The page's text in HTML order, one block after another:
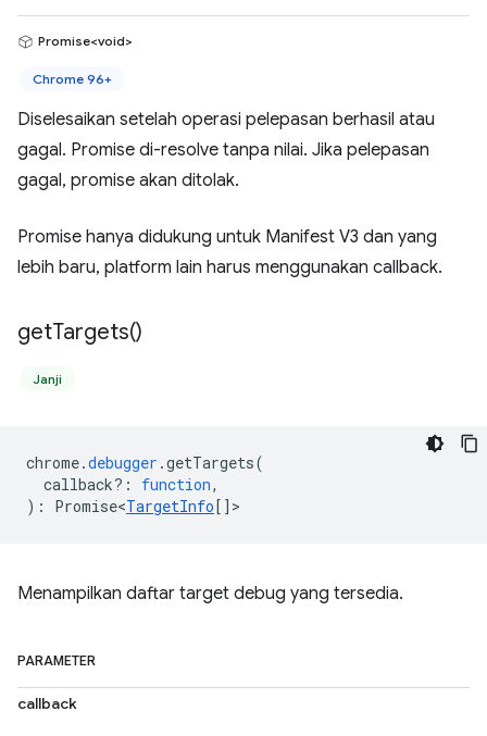
Promise<void>
Chrome 96+
Diselesaikan setelah operasi pelepasan berhasil atau
gagal. Promise di-resolve tanpa nilai. Jika pelepasan
gagal, promise akan ditolak.
Promise hanya didukung untuk Manifest V3 dan yang
lebih baru, platform lain harus menggunakan callback.
getTargets()
Janji
chrome.debugger .getTargets(
callback? : function,
) : Promise<TargetInfo[] >
Menampilkan daftar target debug yang tersedia.
PARAMETER
callback